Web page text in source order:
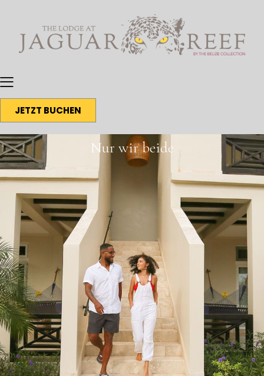
JETZT BUCHEN
Nur wir beide